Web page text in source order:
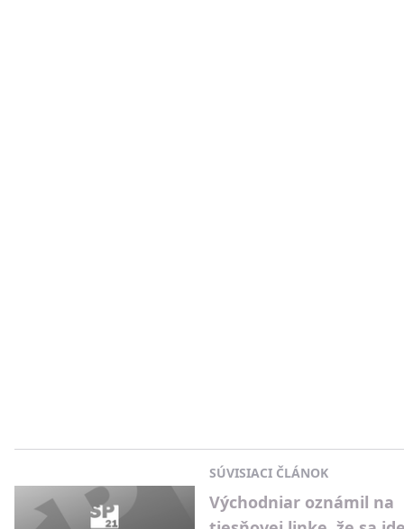
SÚVISIACI ČLÁNOK
Východniar oznámil na